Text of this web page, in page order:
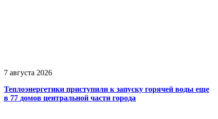
7 августа 2026
Теплоэнергетики приступили к запуску горячей воды еще
в 77 домов центральной части города